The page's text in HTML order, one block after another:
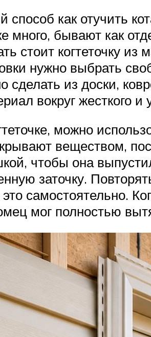
как отучить
много, бывают как
стоит когтеточку
нужно выбрать
сделать из доски,
вокруг жесткого и
можно
веществом,
чтобы она
заточку.
самостоятельно.
мог полностью